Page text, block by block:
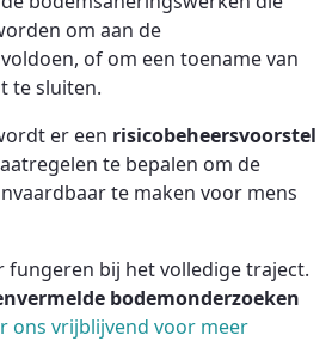
om aan de
of om een toename van
te sluiten.
er een risicobeheersvoorstel
te bepalen om de
te maken voor mens
fungeren bij het volledige traject.
bodemonderzoeken
ons vrijblijvend voor meer